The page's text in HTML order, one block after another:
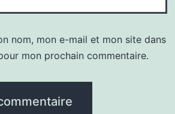
nom, mon e-mail et mon site dans
mon prochain commentaire.